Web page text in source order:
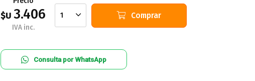
$U 3.406
IVA inc.
1 Comprar
Consulta por WhatsApp